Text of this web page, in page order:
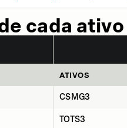
cada ativo
ATIVOS
CSMG3
TOTS3